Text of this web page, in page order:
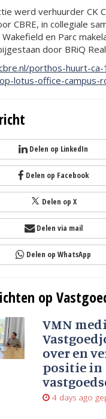
werd verhuurder CK
CBRE, in collegiale
Wakefield en Parc
door BRiQ
porthos-huurt-
lotus-office-campus-
Delen op LinkedIn
Delen op Facebook
Delen op X
Delen via mail
Delen op WhatsApp
op
VMN
over en
positie in
4 days ago